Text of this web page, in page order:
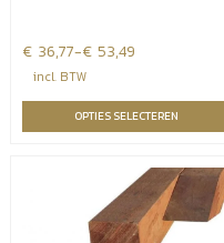
€ 36,77-€ 53,49
Prijsklasse:
€36,77
tot
incl. BTW
OPTIES SELECTEREN